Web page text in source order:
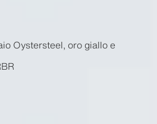
Oystersteel, oro giallo e